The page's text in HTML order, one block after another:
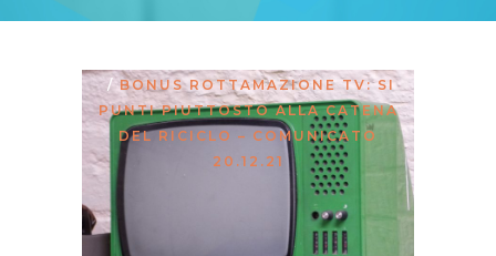
/BONUS ROTTAMAZIONE TV: SI
PUNTI PIUTTOSTO ALLA CATENA
DEL RICICLO – COMUNICATO
20.12.21